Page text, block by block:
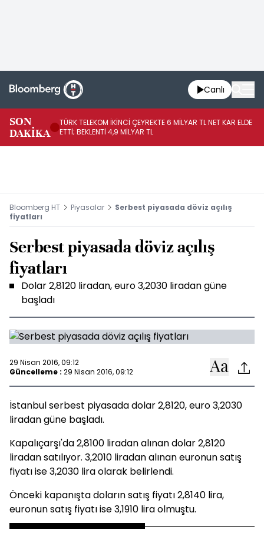
Canlı
SON
DAKİKA
TÜRK TELEKOM İKİNCİ ÇEYREKTE 6 MİLYAR TL NET KAR ELDE
ETTİ; BEKLENTİ 4,9 MİLYAR TL
Bloomberg HT Piyasalar
Serbest piyasada döviz açılış
fiyatları
Serbest piyasada döviz açılış
fiyatları
Dolar 2,8120 liradan, euro 3,2030 liradan güne
başladı
29 Nisan 2016, 09:12
Güncelleme : 29 Nisan 2016, 09:12
İstanbul serbest piyasada dolar 2,8120, euro 3,2030
liradan güne başladı.
Kapalıçarşı'da 2,8100 liradan alınan dolar 2,8120
liradan satılıyor. 3,2010 liradan alınan euronun satış
fiyatı ise 3,2030 lira olarak belirlendi.
Önceki kapanışta doların satış fiyatı 2,8140 lira,
euronun satış fiyatı ise 3,1910 lira olmuştu.